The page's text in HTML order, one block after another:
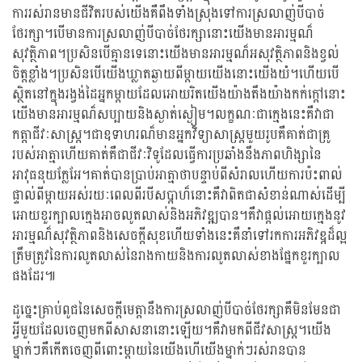
ការរស់រានមានជីវិតរបស់យើងគឺពឹងទាំងស្រុងទៅការស្រលាញ់បីបាច់
ថែរក្សា។បើមានការស្រលាញ់បីបាច់ថែរក្សានោះយើងមានអារម្មណ៏
សុវត្ថិភាព។ប្រសិនបើគ្មានទេនោះយើងមានអារម្មណ៏អសុវត្ថិភាពនិងខ្វល់
ចិត្តខ្លាំង។ប្រសិនបើយើងឃ្លាតឆ្ងាយពីម្តាយយើងនោះយើងយំ។ហើយបើ
ស្ថិតនៅក្នុងរង្វង់ដៃអ្នកម្តាយដែលអោយរិតយើងយ៉ាងតឹងយ៉ាងកក់ក្តៅនោះ
យើងមានអារម្មណ៏សប្បាយនិងស្ងាត់ស្ងៀម។លក្ខណៈជាក្មេងនេះគឺវាជា
កត្តាជីវៈសាស្រ្ត។ជាឧទាហរណ៏មានអ្នកវិទ្យាសាស្រ្តមួយរូបគឺគាត់ជាគ្រូ
របស់អាត្មាហើយគាត់គឺជាជីវៈវិទូដែលធ្វើការប្រឆាំងនឹងភាពហិង្សានៃ
អាវុធនុយក្លែអែ។គាត់បានប្រាប់អាត្មាថាបន្ទាប់ពីសំរាលហើយការប៉ះពាល់
ផ្ទាល់ពីម្តាយអស់រយៈពេលពីរបីសប្តាហ៏នោះគឺវាពិតជាសំខាន់ណាស់ដើម្បី
អោយខួរក្បាលក្មេងអាចលូតលាស់និងអភិវឌ្ឍបាន។គឺវាផ្តល់អោយក្មេងនូវ
អារម្មណ៏សុវត្ថិភាពនិងសេចក្តីសុខហើយទាំងនេះគឺនាំទៅរកការអភិវឌ្ដដ៏ល្អ
ត្រឹមត្រូវនៃការលូតលាស់នៃរាងកាយនិងការលូតលាស់ខាងផ្នែកខួរក្បាល
ផងដែរ៕
ដូច្នេះគ្រាប់ពូជនៃសេចក្តីមេត្តានឹងការស្រលាញ់បីបាច់ថែរក្សាគឺមិនមែនជា
អ្វីមួយដែលចេញមកពីសាសនានោះឡើយ។គឺវាមកពីជីវសាស្រ្ត។យើង
ម្នាក់ៗគឺកើតចេញពីពោះម្តាយនៃយើងហើយើងម្នាក់ៗរស់រានបាន